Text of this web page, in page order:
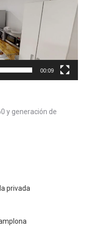
00:09
y generación de
privada